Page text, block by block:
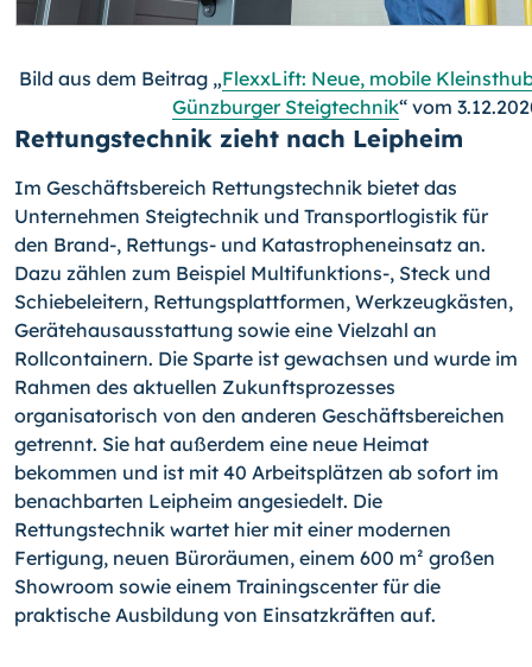
Bild aus dem Beitrag „FlexxLift: Neue, mobile
Günzburger Steigtechnik“ vom
Rettungstechnik zieht nach Leipheim
Im Geschäftsbereich Rettungstechnik bietet das
Unternehmen Steigtechnik und Transportlogistik für
den Brand-, Rettungs- und Katastropheneinsatz an.
Dazu zählen zum Beispiel Multifunktions-, Steck und
Schiebeleitern, Rettungsplattformen, Werkzeugkästen,
Gerätehausausstattung sowie eine Vielzahl an
Rollcontainern. Die Sparte ist gewachsen und wurde im
Rahmen des aktuellen Zukunftsprozesses
organisatorisch von den anderen Geschäftsbereichen
getrennt. Sie hat außerdem eine neue Heimat
bekommen und ist mit 40 Arbeitsplätzen ab sofort im
benachbarten Leipheim angesiedelt. Die
Rettungstechnik wartet hier mit einer modernen
Fertigung, neuen Büroräumen, einem 600 m² großen
Showroom sowie einem Trainingscenter für die
praktische Ausbildung von Einsatzkräften auf.